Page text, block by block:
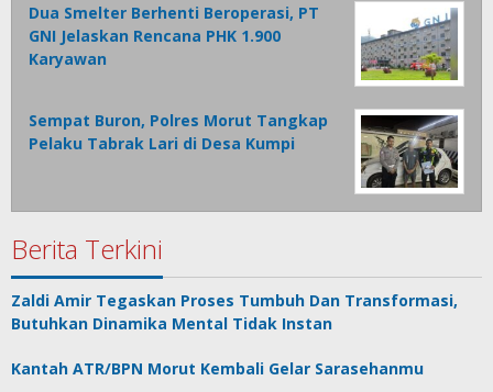
Dua Smelter Berhenti Beroperasi, PT
GNI Jelaskan Rencana PHK 1.900
Karyawan
Sempat Buron, Polres Morut Tangkap
Pelaku Tabrak Lari di Desa Kumpi
Berita Terkini
Zaldi Amir Tegaskan Proses Tumbuh Dan Transformasi,
Butuhkan Dinamika Mental Tidak Instan
Kantah ATR/BPN Morut Kembali Gelar Sarasehanmu